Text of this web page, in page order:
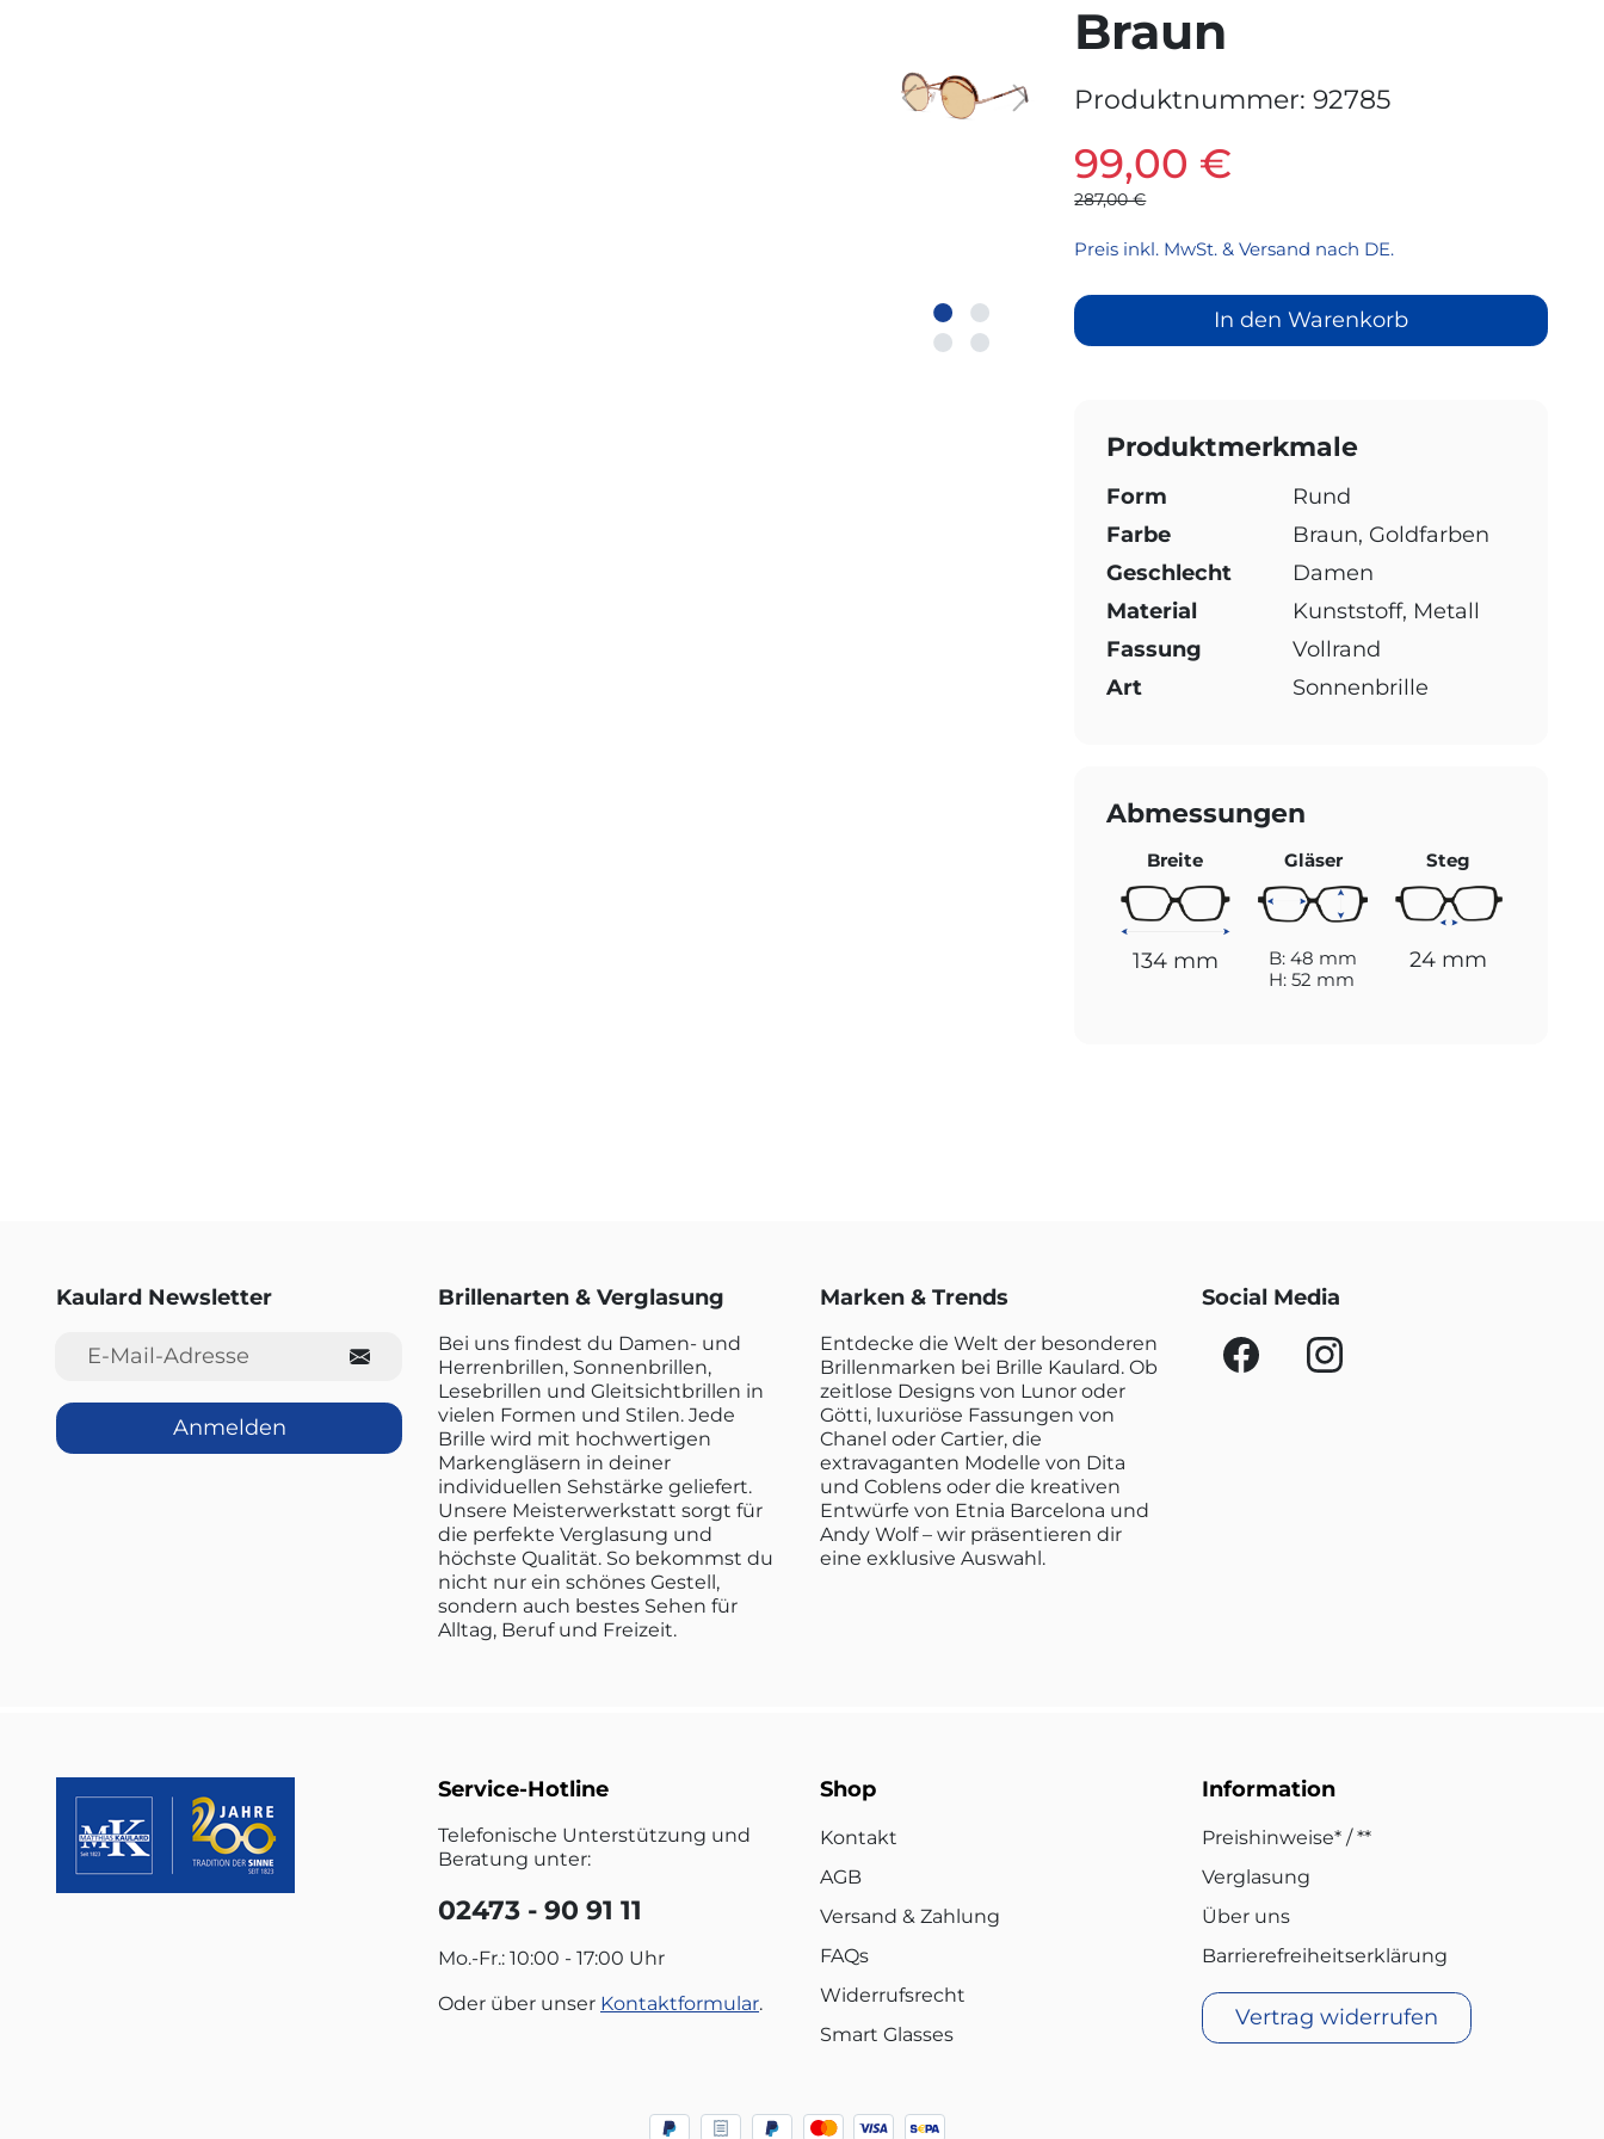
Braun
Produktnummer:92785
99,00 €
287,00 €
Preis inkl. MwSt. & Versand nach DE.
In den Warenkorb
Produktmerkmale
Form
Rund
Farbe
Braun, Goldfarben
Geschlecht
Damen
Material
Kunststoff, Metall
Fassung
Vollrand
Art
Sonnenbrille
Abmessungen
Breite
134 mm
Gläser
B: 48 mm
H: 52 mm
Steg
24 mm
Kaulard Newsletter
E-Mail-Adresse
Anmelden
Brillenarten & Verglasung
Bei uns findest du Damen- und
Herrenbrillen, Sonnenbrillen,
Lesebrillen und Gleitsichtbrillen in
vielen Formen und Stilen. Jede
Brille wird mit hochwertigen
Markengläsern in deiner
individuellen Sehstärke geliefert.
Unsere Meisterwerkstatt sorgt für
die perfekte Verglasung und
höchste Qualität. So bekommst du
nicht nur ein schönes Gestell,
sondern auch bestes Sehen für
Alltag, Beruf und Freizeit.
Marken & Trends
Entdecke die Welt der besonderen
Brillenmarken bei Brille Kaulard. Ob
zeitlose Designs von Lunor oder
Götti, luxuriöse Fassungen von
Chanel oder Cartier, die
extravaganten Modelle von Dita
und Coblens oder die kreativen
Entwürfe von Etnia Barcelona und
Andy Wolf – wir präsentieren dir
eine exklusive Auswahl.
Social Media
Service-Hotline
Telefonische Unterstützung und
Beratung unter:
02473 - 90 91 11
Mo.-Fr.: 10:00 - 17:00 Uhr
Oder über unser Kontaktformular.
Shop
Kontakt
AGB
Versand & Zahlung
FAQs
Widerrufsrecht
Smart Glasses
Information
Preishinweise* / **
Verglasung
Über uns
Barrierefreiheitserklärung
Vertrag widerrufen